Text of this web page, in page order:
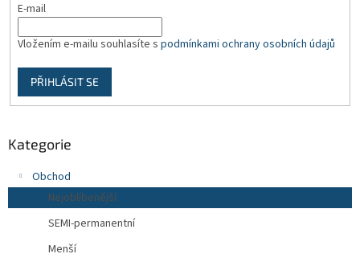
E-mail
Vložením e-mailu souhlasíte s podmínkami ochrany osobních údajů
PŘIHLÁSIT SE
Kategorie
Obchod
Nejoblíbenější
SEMI-permanentní
Menší